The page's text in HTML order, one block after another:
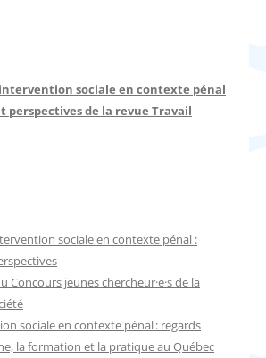
sociale en contexte pénal
perspectives de la revue Travail
sociale en contexte pénal :
Concours jeunes chercheur·e·s de la
sociale en contexte pénal : regards
la formation et la pratique au Québec